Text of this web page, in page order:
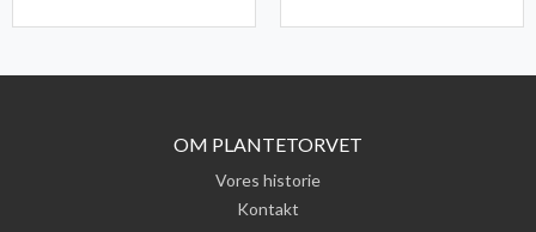
OM PLANTETORVET
Vores historie
Kontakt